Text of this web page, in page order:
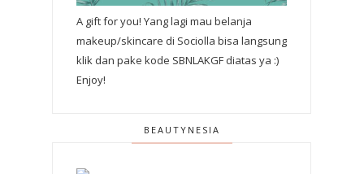
A gift for you! Yang lagi mau belanja
makeup/skincare di Sociolla bisa langsung
klik dan pake kode SBNLAKGF diatas ya :)
Enjoy!
BEAUTYNESIA